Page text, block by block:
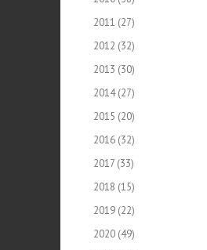
2011 (27)
2012 (32)
2013 (30)
2014(27)
2015 (20)
2016(32)
2017(33)
2018 (15)
2019(22)
2020(49)